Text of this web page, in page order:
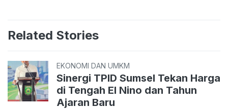
Related Stories
EKONOMI DAN UMKM
Sinergi TPID Sumsel Tekan Harga
di Tengah El Nino dan Tahun
Ajaran Baru